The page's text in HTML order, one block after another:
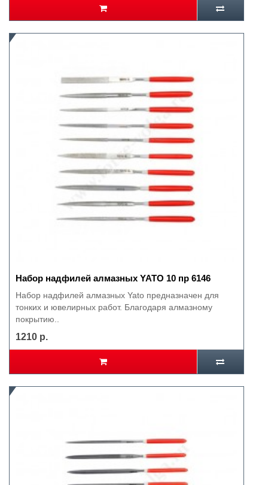
Набор надфилей алмазных YATO 10 пр 6146
Набор надфилей алмазных Yato предназначен для
тонких и ювелирных работ. Благодаря алмазному
покрытию..
1210 р.